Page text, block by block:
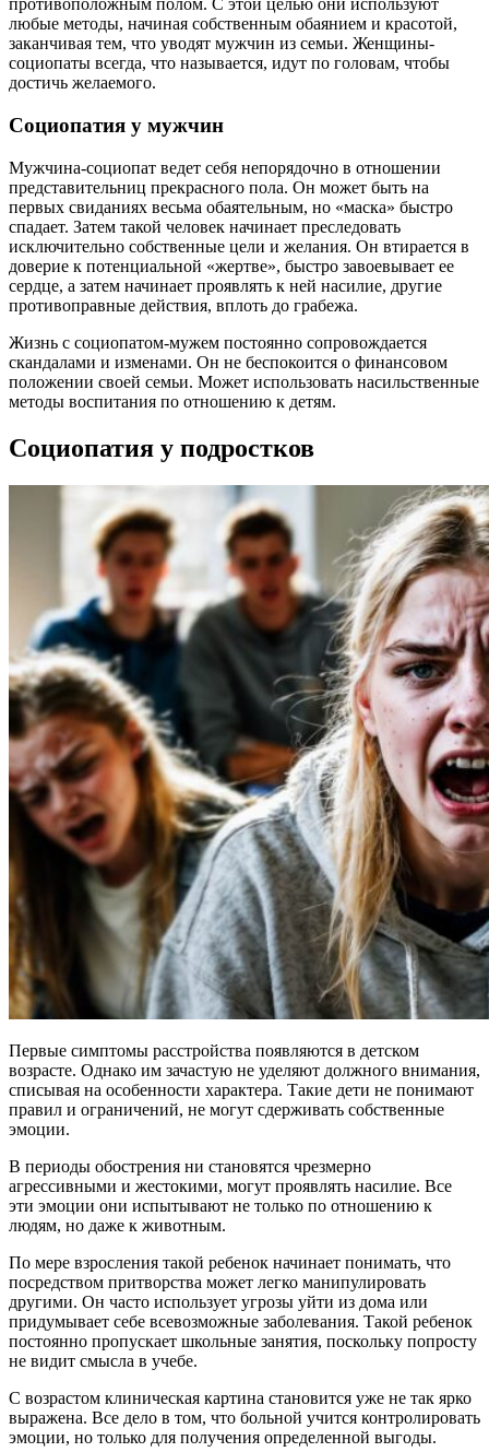
противоположным полом. С этой целью они используют
любые методы, начиная собственным обаянием и красотой,
заканчивая тем, что уводят мужчин из семьи. Женщины-
социопаты всегда, что называется, идут по головам, чтобы
достичь желаемого.
Социопатия у мужчин
Мужчина-социопат ведет себя непорядочно в отношении
представительниц прекрасного пола. Он может быть на
первых свиданиях весьма обаятельным, но «маска» быстро
спадает. Затем такой человек начинает преследовать
исключительно собственные цели и желания. Он втирается в
доверие к потенциальной «жертве», быстро завоевывает ее
сердце, а затем начинает проявлять к ней насилие, другие
противоправные действия, вплоть до грабежа.
Жизнь с социопатом-мужем постоянно сопровождается
скандалами и изменами. Он не беспокоится о финансовом
положении своей семьи. Может использовать насильственные
методы воспитания по отношению к детям.
Социопатия у подростков
Первые симптомы расстройства появляются в детском
возрасте. Однако им зачастую не уделяют должного внимания,
списывая на особенности характера. Такие дети не понимают
правил и ограничений, не могут сдерживать собственные
эмоции.
В периоды обострения ни становятся чрезмерно
агрессивными и жестокими, могут проявлять насилие. Все
эти эмоции они испытывают не только по отношению к
людям, но даже к животным.
По мере взросления такой ребенок начинает понимать, что
посредством притворства может легко манипулировать
другими. Он часто использует угрозы уйти из дома или
придумывает себе всевозможные заболевания. Такой ребенок
постоянно пропускает школьные занятия, поскольку попросту
не видит смысла в учебе.
С возрастом клиническая картина становится уже не так ярко
выражена. Все дело в том, что больной учится контролировать
эмоции, но только для получения определенной выгоды.